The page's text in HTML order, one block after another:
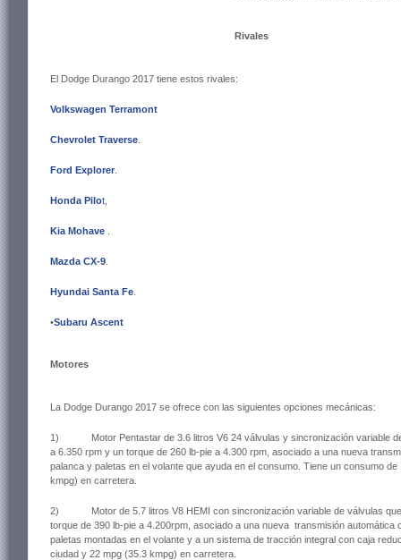
Rivales
El Dodge Durango 2017 tiene estos rivales:
Volkswagen Terramont
Chevrolet Traverse
Ford Explorer
Honda Pilot
Kia Mohave
Mazda CX-9
Hyundai Santa Fe
•Subaru Ascent
Motores
La Dodge Durango 2017 se ofrece con las siguientes opciones mecánicas:
1) Motor Pentastar de 3.6 litros V6 24 válvulas y sincronización variable de
a 6.350 rpm y un torque de 260 lb-pie a 4.300 rpm, asociado a una nueva
palanca y paletas en el volante que ayuda en el consumo. Tiene un consumo
kmpg) en carretera.
2) Motor de 5.7 litros V8 HEMI con sincronización variable de válvulas que
torque de 390 lb-pie a 4.200rpm, asociado a una nueva transmisión automática
paletas montadas en el volante y a un sistema de tracción integral con caja
ciudad y 22 mpg (35.3 kmpg) en carretera.